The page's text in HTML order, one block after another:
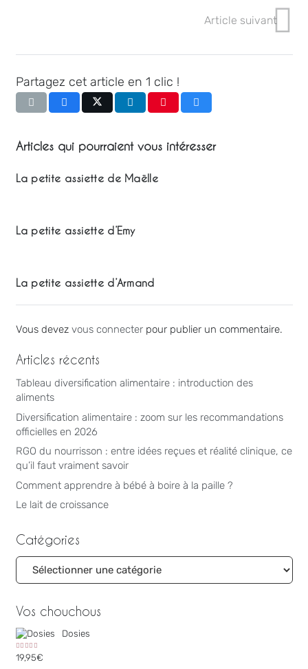
Article suivant
Partagez cet article en 1 clic !
Articles qui pourraient vous intéresser
La petite assiette de Maëlle
La petite assiette d’Emy
La petite assiette d’Armand
Vous devez vous connecterpour publier un commentaire.
Articles récents
Tableau diversification alimentaire : introduction des
aliments
Diversification alimentaire : zoom sur les recommandations
officielles en 2026
RGO du nourrisson : entre idées reçues et réalité clinique, ce
qu’il faut vraiment savoir
Comment apprendre à bébé à boire à la paille ?
Le lait de croissance
Catégories
Catégories
Vos chouchous
Dosies
Note5.00
19,95€